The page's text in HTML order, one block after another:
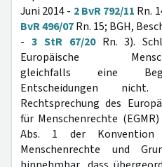
Juni 2014 - 2 BvR 792/11 Rn.
BvR 496/07Rn. 15; BGH,
- 3 StR 67/20Rn. 3).
Europäische
gleichfalls eine
Entscheidungen
Rechtsprechung des
für Menschenrechte
Abs. 1 der
Menschenrechte und